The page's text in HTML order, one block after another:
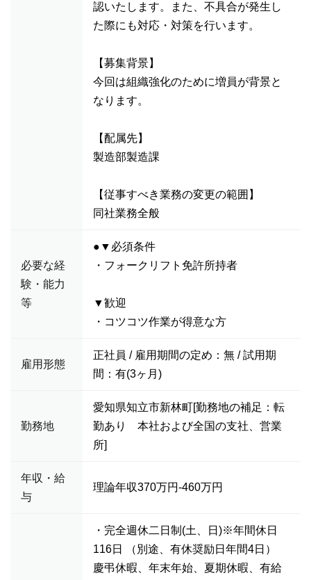
認いたします。また、不具合が発生し
た際にも対応・対策を行います。
【募集背景】
今回は組織強化のために増員が背景と
なります。
【配属先】
製造部製造課
【従事すべき業務の変更の範囲】
同社業務全般
必要な経
験・能力
等
●▼必須条件
・フォークリフト免許所持者
▼歓迎
・コツコツ作業が得意な方
雇用形態
正社員 / 雇用期間の定め：無 / 試用期
間：有(3ヶ月)
勤務地
愛知県知立市新林町[勤務地の補足：転
勤あり 本社および全国の支社、営業
所]
年収・給
与
理論年収370万円-460万円
・完全週休二日制(土、日)※年間休日
116日 （別途、有休奨励日年間4日）
慶弔休暇、年末年始、夏期休暇、有給